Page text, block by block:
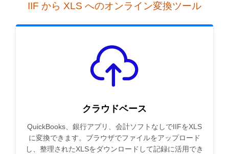
IIF から XLS へのオンライン変換ツール
クラウドベース
QuickBooks、銀行アプリ、会計ソフトなしでIIFをXLS
に変換できます。ブラウザでファイルをアップロード
し、整理されたXLSをダウンロードして記録に活用でき